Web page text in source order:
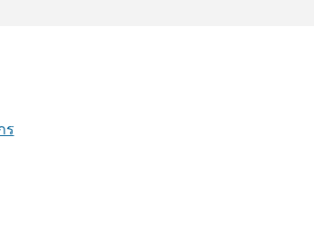
ร